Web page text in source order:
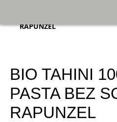
Bio tahini 100% sezam.
RAPUNZEL
BIO TAHINI
PASTA BEZ
RAPUNZEL